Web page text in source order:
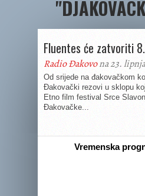
Fluentes će zatvoriti
Radio Đakovona 23.
Od srijede na đakovačkom
Đakovački rezovi u sklopu
Etno film festival Srce
Đakovačke...
Vremenska